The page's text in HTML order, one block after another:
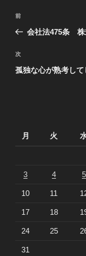
投
ビ
ゲ
過
去
投
稿
前
会社法475条 株
次
の
次
孤独な心が熟考し
月
火
3 4 5
10 11
17 18
24 25
31